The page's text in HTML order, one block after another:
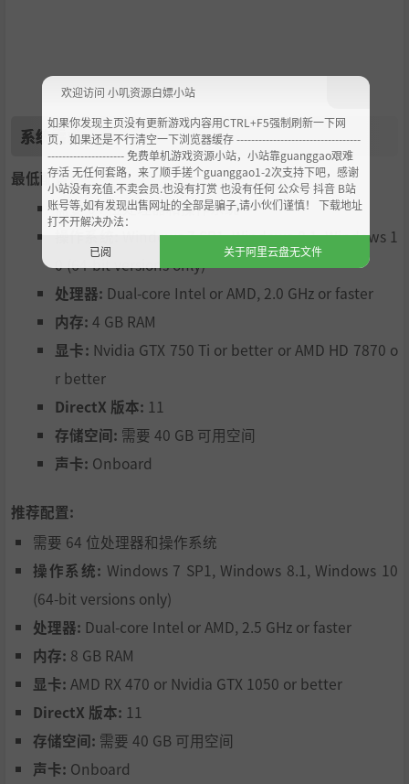
历史行动和架空场景
参与历史事件
确保你的所有部队能逃离敦刻尔克，完美指挥罗盘行动来告
诉意大利人好好选择盟友，在第二次阿拉曼战役击败隆美尔
以改变非洲的整个战局，于意大利重返欧洲，从诺曼底登陆
开始一路攻向柏林，终结纳粹政权及其罪行。
满足改变历史的好奇心
会怎么样？现在你可以作为指挥探索这种可能性，从共产主
义手中解放东欧国家！
会见高级官员
游戏由剧情驱动，包含了很多历史人物，如温斯顿·丘吉
尔、伯纳德·劳·蒙哥马利、富兰克林·德拉诺·罗斯福、
德怀特·D·艾森豪威尔等等。
系统需求
最低配置:
需要 64 位处理器和操作系统
Windows 7 SP1, Windows 8.1, Windows 1
0 (64-bit versions only)
处理器: Dual-core Intel or AMD, 2.0 GHz or faster
内存: 4 GB RAM
显卡: Nvidia GTX 750 Ti or better or AMD HD 7870 o
r better
DirectX 版本: 11
存储空间: 需要 40 GB 可用空间
声卡: Onboard
推荐配置:
需要 64 位处理器和操作系统
操作系统: Windows 7 SP1, Windows 8.1, Windows 10
(64-bit versions only)
处理器: Dual-core Intel or AMD, 2.5 GHz or faster
内存: 8 GB RAM
显卡: AMD RX 470 or Nvidia GTX 1050 or better
DirectX 版本: 11
存储空间: 需要 40 GB 可用空间
声卡: Onboard
欢迎访问 小叽资源白嫖小站
如果你发现主页没有更新游戏内容用CTRL+F5强制刷新一下网
页，如果还是不行清空一下浏览器缓存 ----------------------------------
--------------------- 免费单机游戏资源小站，小站靠guanggao艰难
存活 无任何套路，来了顺手搓个guanggao1-2次支持下吧，感谢
小站没有充值.不卖会员.也没有打赏 也没有任何 公众号 抖音 B站
账号等,如有发现出售网址的全部是骗子,请小伙们谨慎！ 下载地址
打不开解决办法：
已阅
关于阿里云盘无文件